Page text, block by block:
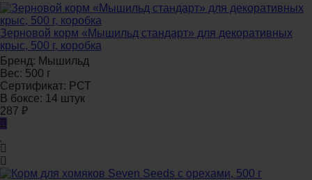
Зерновой корм «Мышильд стандарт» для декоративных
крыс, 500 г, коробка
Бренд: Мышильд
Вес: 500 г
Сертификат: РСТ
В боксе: 14 штук
287 ₽